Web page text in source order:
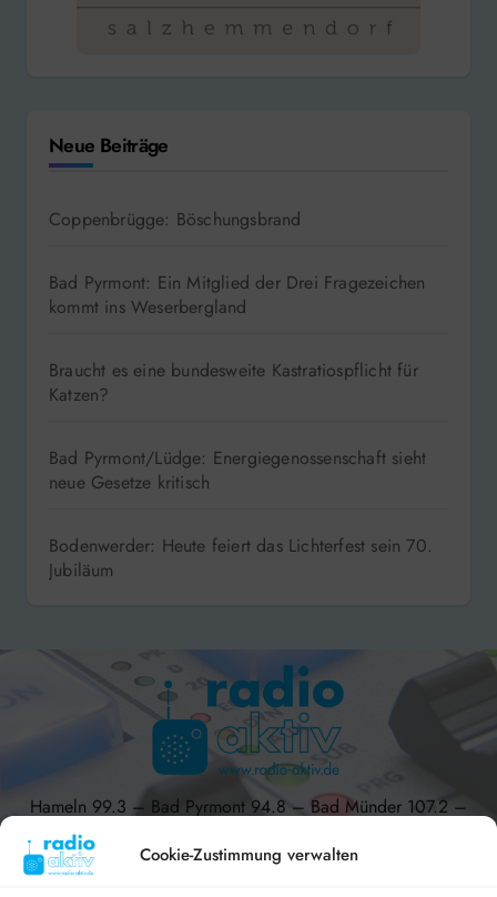
Cookie-Zustimmung verwalten
Neue Beiträge
Coppenbrügge: Böschungsbrand
Bad Pyrmont: Ein Mitglied der Drei Fragezeichen
kommt ins Weserbergland
Braucht es eine bundesweite Kastratiospflicht für
Katzen?
Bad Pyrmont/Lüdge: Energiegenossenschaft sieht
neue Gesetze kritisch
Bodenwerder: Heute feiert das Lichterfest sein 70.
Jubiläum
Hameln 99.3 – Bad Pyrmont 94.8 – Bad Münder 107.2 –
DAB+ 9C